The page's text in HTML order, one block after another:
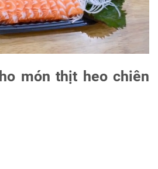
món thịt heo chiên